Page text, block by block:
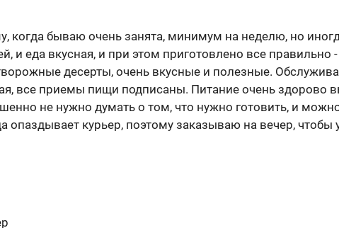
когда бываю очень занята, минимум на неделю, но
и еда вкусная, и при этом приготовлено все правильно
десерты, очень вкусные и полезные.
все приемы пищи подписаны. Питание очень здорово
не нужно думать о том, что нужно готовить, и
курьер, поэтому заказываю на вечер, чтобы